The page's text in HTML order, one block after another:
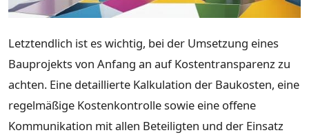
Letztendlich ist es wichtig, bei der Umsetzung eines
Bauprojekts von Anfang an auf Kostentransparenz zu
achten. Eine detaillierte Kalkulation der Baukosten, eine
regelmäßige Kostenkontrolle sowie eine offene
Kommunikation mit allen Beteiligten und der Einsatz